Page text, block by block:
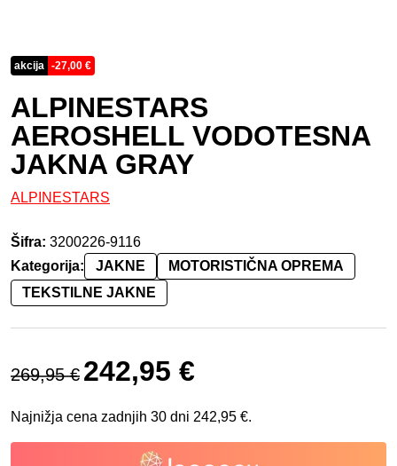
akcija -27,00 €
ALPINESTARS
AEROSHELL VODOTESNA
JAKNA GRAY
ALPINESTARS
Šifra: 3200226-9116
Kategorija:
JAKNE
MOTORISTIČNA OPREMA
TEKSTILNE JAKNE
269,95€
Izvirna cena je bila: 269,95 €.
242,95 €
Najnižja cena zadnjih 30 dni 242,95 €.